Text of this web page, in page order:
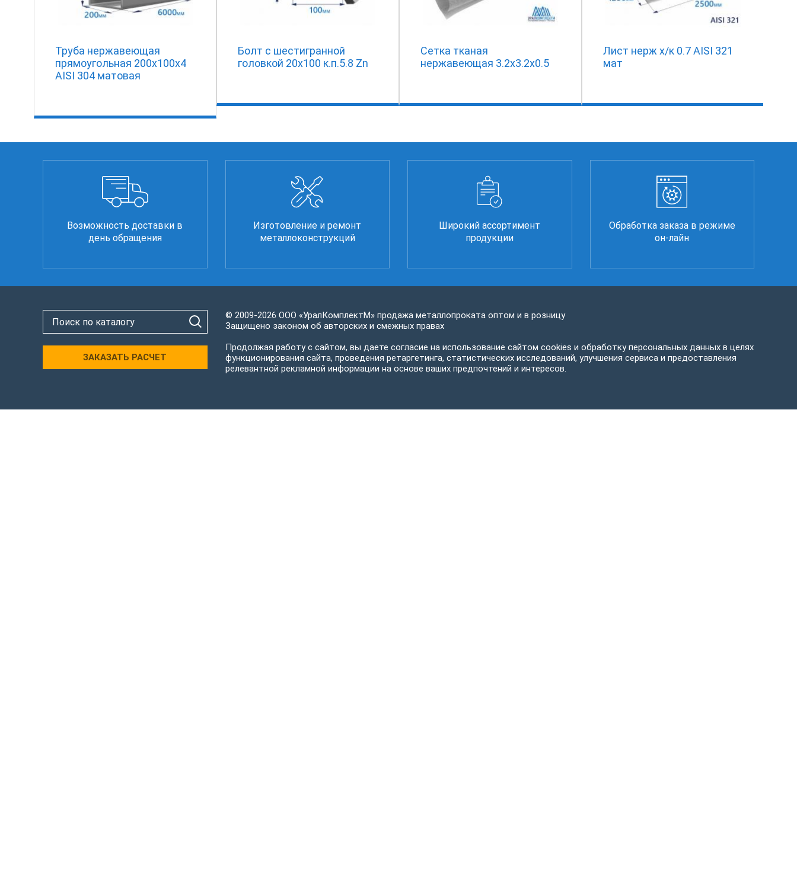
Труба нержавеющая
прямоугольная 200х100х4
AISI 304 матовая
Болт с шестигранной
головкой 20х100 к.п.5.8 Zn
Сетка тканая
нержавеющая 3.2х3.2х0.5
Лист нерж х/к 0.7 AISI 321
мат
Возможность доставки в
день обращения
Изготовление и ремонт
металлоконструкций
Широкий ассортимент
продукции
Обработка заказа в режиме
он-лайн
ЗАКАЗАТЬ РАСЧЕТ
© 2009-2026 ООО «УралКомплектМ» продажа металлопроката оптом и в розницу
Защищено законом об авторских и смежных правах
Продолжая работу с сайтом, вы даете согласие на использование сайтом cookies и обработку персональных данных в целях
функционирования сайта, проведения ретаргетинга, статистических исследований, улучшения сервиса и предоставления
релевантной рекламной информации на основе ваших предпочтений и интересов.